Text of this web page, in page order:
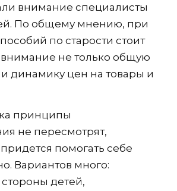
внимание специалисты
По общему мнению, при
по старости стоит
не только общую
динамику цен на товары и
принципы
не пересмотрят,
помогать себе
Вариантов много:
детей,